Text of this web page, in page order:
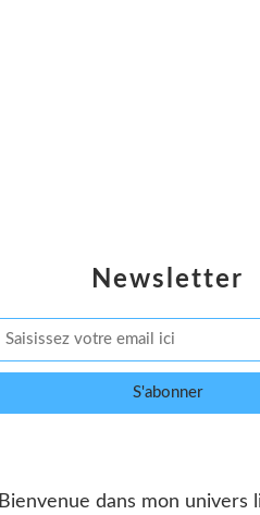
Newsletter
Bienvenue dans mon univers